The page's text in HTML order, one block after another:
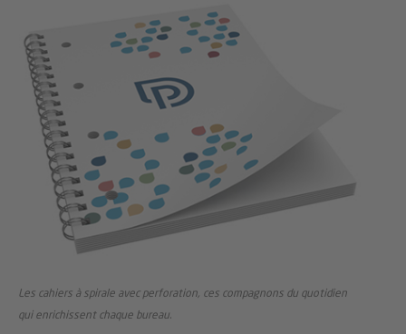
Les cahiers à spirale avec perforation, ces compagnons du quotidien
qui enrichissent chaque bureau.